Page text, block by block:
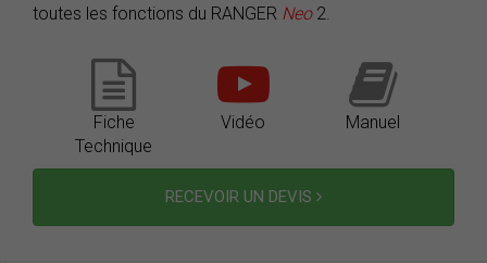
toutes les fonctions du RANGER Neo2.
Fiche
Technique
Vidéo Manuel
RECEVOIR UN DEVIS